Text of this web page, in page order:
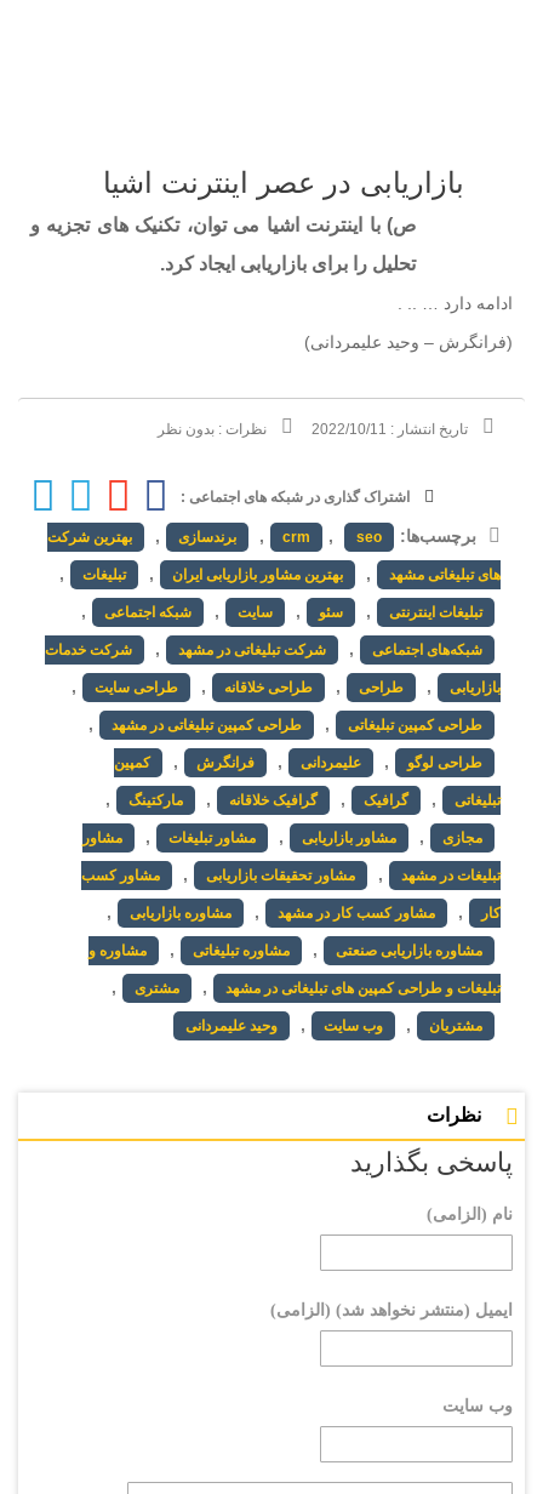
بازاریابی در عصر اینترنت اشیا
ص) با اینترنت اشیا می توان، تکنیک های تجزیه و
تحلیل را برای بازاریابی ایجاد کرد.
ادامه دارد … .. .
(فرانگرش – وحید علیمردانی)
تاریخ انتشار : 2022/10/11 نظرات : بدون نظر
اشتراک گذاری در شبکه های اجتماعی :
برچسب‌ها: crm , seo
, برندسازی , بهترین شرکت
های تبلیغاتی مشهد , بهترین مشاور بازاریابی ایران , تبلیغات ,
تبلیغات اینترنتی , سئو , سایت , شبکه اجتماعی ,
شبکه‌های اجتماعی , شرکت تبلیغاتی در مشهد , شرکت خدمات
بازاریابی , طراحی , طراحی خلاقانه , طراحی سایت ,
طراحی کمپین تبلیغاتی , طراحی کمپین تبلیغاتی در مشهد ,
طراحی لوگو , علیمردانی , فرانگرش , کمپین
تبلیغاتی , گرافیک , گرافیک خلاقانه , مارکتینگ ,
مجازی , مشاور بازاریابی , مشاور تبلیغات , مشاور
تبلیغات در مشهد , مشاور تحقیقات بازاریابی , مشاور کسب
کار , مشاور کسب کار در مشهد , مشاوره بازاریابی ,
مشاوره بازاریابی صنعتی , مشاوره تبلیغاتی , مشاوره و
تبلیغات و طراحی کمپین های تبلیغاتی در مشهد , مشتری ,
مشتریان , وب سایت , وحید علیمردانی
نظرات
پاسخی بگذارید
نام (الزامی)
ایمیل (منتشر نخواهد شد) (الزامی)
وب سایت